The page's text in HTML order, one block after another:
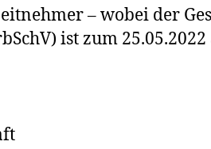
– wobei der
ist zum